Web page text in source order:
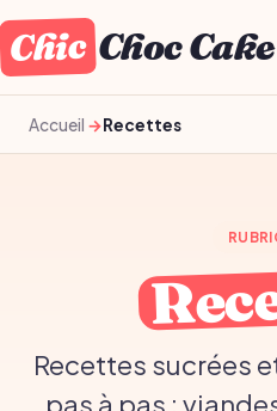
Chic Choc Cake
Accueil Recettes
Recettes sucrées
pas à pas :